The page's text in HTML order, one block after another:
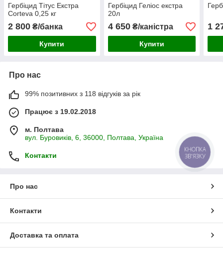
Гербіцид Тітус Екстра
Corteva 0,25 кг
2 800 ₴/банка
Купити
Гербіцид Геліос екстра
20л
4 650₴/каністра
Купити
1
Про нас
99% позитивних з 118 відгуків за рік
Працює з 19.02.2018
м. Полтава
вул. Буровиків, 6, 36000, Полтава, Україна
Контакти
Про нас
Контакти
Доставка та оплата
КНОПКА
ЗВ'ЯЗКУ